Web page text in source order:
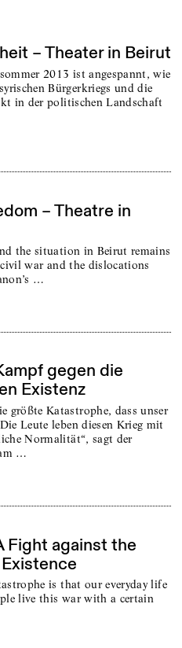
– Theater in Beirut
2013 ist angespannt, wie
Bürgerkriegs und die
in der politischen Landschaft
– Theatre in
the situation in Beirut remains
war and the dislocations
…
gegen die
Existenz
größte Katastrophe, dass unser
Leute leben diesen Krieg mit
Normalität“, sagt der
…
Fight against the
is that our everyday life
live this war with a certain